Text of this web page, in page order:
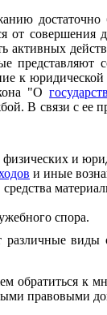
от
активных
к юридической
"О
В связи с ее
физических и
и иные
спора.
обратиться к
правовыми